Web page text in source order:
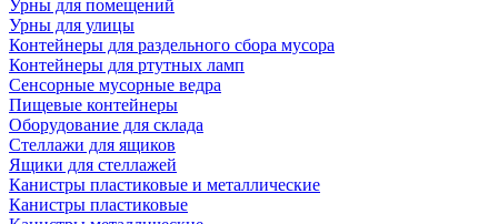
Урны для помещений
Урны для улицы
Контейнеры для раздельного сбора мусора
Контейнеры для ртутных ламп
Сенсорные мусорные ведра
Пищевые контейнеры
Оборудование для склада
Стеллажи для ящиков
Ящики для стеллажей
Канистры пластиковые и металлические
Канистры пластиковые